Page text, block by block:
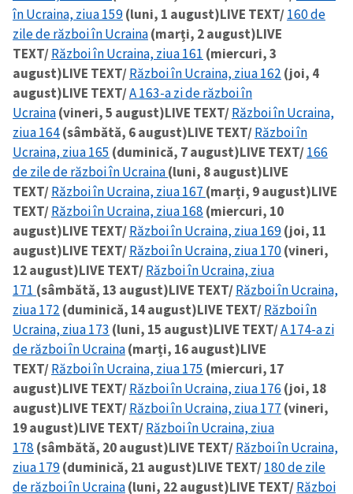
în Ucraina, ziua 159(luni, 1 august)LIVE TEXT/160 de
zile de război în Ucraina(marți, 2 august)LIVE
TEXT/Război în Ucraina, ziua 161 (miercuri, 3
august)LIVE TEXT/Război în Ucraina, ziua 162 (joi, 4
august)LIVE TEXT/A 163-a zi de război în
Ucraina(vineri, 5 august)LIVE TEXT/Război în Ucraina,
ziua 164(sâmbătă, 6 august)LIVE TEXT/Război în
Ucraina, ziua 165 (duminică, 7 august)LIVE TEXT/166
de zile de război în Ucraina(luni, 8 august)LIVE
TEXT/Război în Ucraina, ziua 167 (marți, 9 august)LIVE
TEXT/Război în Ucraina, ziua 168 (miercuri, 10
august)LIVE TEXT/Război în Ucraina, ziua 169(joi, 11
august)LIVE TEXT/Război în Ucraina, ziua 170(vineri,
12 august)LIVE TEXT/Război în Ucraina, ziua
171 (sâmbătă, 13 august)LIVE TEXT/Război în Ucraina,
ziua 172 (duminică, 14 august)LIVE TEXT/Război în
Ucraina, ziua 173 (luni, 15 august)LIVE TEXT/A 174-a zi
de război în Ucraina(marți, 16 august)LIVE
TEXT/Război în Ucraina, ziua 175 (miercuri, 17
august)LIVE TEXT/Război în Ucraina, ziua 176 (joi, 18
august)LIVE TEXT/Război în Ucraina, ziua 177 (vineri,
19 august)LIVE TEXT/Război în Ucraina, ziua
178 (sâmbătă, 20 august)LIVE TEXT/Război în Ucraina,
ziua 179(duminică, 21 august)LIVE TEXT/180 de zile
de război în Ucraina(luni, 22 august)LIVE TEXT/Război